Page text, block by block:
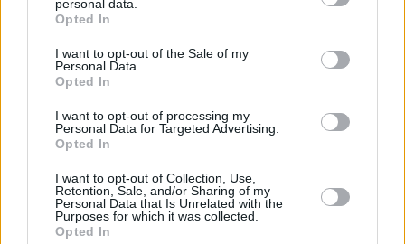
grant or deny consent to Google and its third-party tags to
use your data for below specified purposes in below Google
consent section.
personal data.
Opted In
I want to opt-out of the Sale of my
Personal Data.
Opted In
I want to opt-out of processing my
Personal Data for Targeted Advertising.
Opted In
I want to opt-out of Collection, Use,
Retention, Sale, and/or Sharing of my
Personal Data that Is Unrelated with the
Purposes for which it was collected.
Opted In
Cikk beküldése
Kövesd cikkeinket:
© 2007-2026 Lakberendezés, Lakberendezési
Ötletek, Építészet, Design, Trend